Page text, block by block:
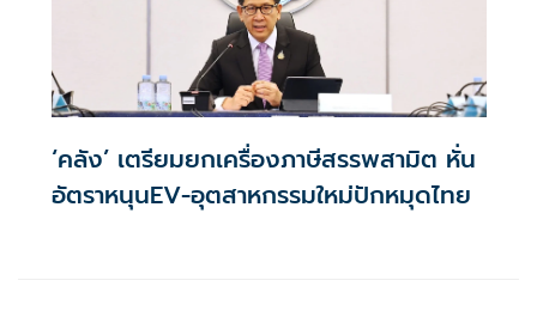
‘คลัง’ เตรียมยกเครื่องภาษีสรรพสามิต หั่น
อัตราหนุนEV-อุตสาหกรรมใหม่ปักหมุดไทย